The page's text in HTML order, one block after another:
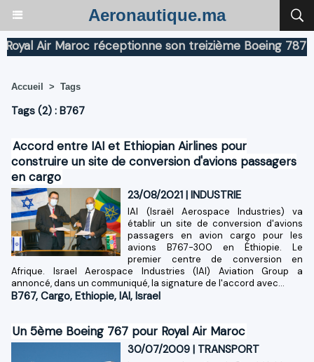
Aeronautique.ma
Air Maroc réceptionne son treizième Boeing 787
Accueil > Tags
Tags (2) : B767
Accord entre IAI et Ethiopian Airlines pour
construire un site de conversion d'avions passagers
en cargo
23/08/2021 |INDUSTRIE
IAI (Israël Aerospace Industries) va
établir un site de conversion d'avions
passagers en avion cargo pour les
avions B767-300 en Éthiopie. Le
premier centre de conversion en
Afrique. Israel Aerospace Industries (IAI) Aviation Group a
annoncé, dans un communiqué, la signature de l'accord avec...
B767, Cargo, Ethiopie, IAI, Israel
Un 5ème Boeing 767 pour Royal Air Maroc
30/07/2009 | TRANSPORT